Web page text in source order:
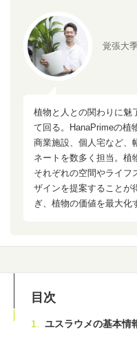
覚張大季
植物と人との関わりに魅
て回る。HanaPrimeの植
商業施設、個人宅など、
ネートを数多く担当。植
それぞれの空間やライフ
ザインを提案することが
ぎ、植物の価値を最大化
目次
ユスラウメの基本情